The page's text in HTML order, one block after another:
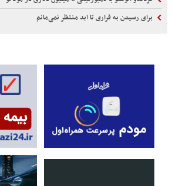
برای رسیدن به فراری تا ابد منتظر نمی‌مانم